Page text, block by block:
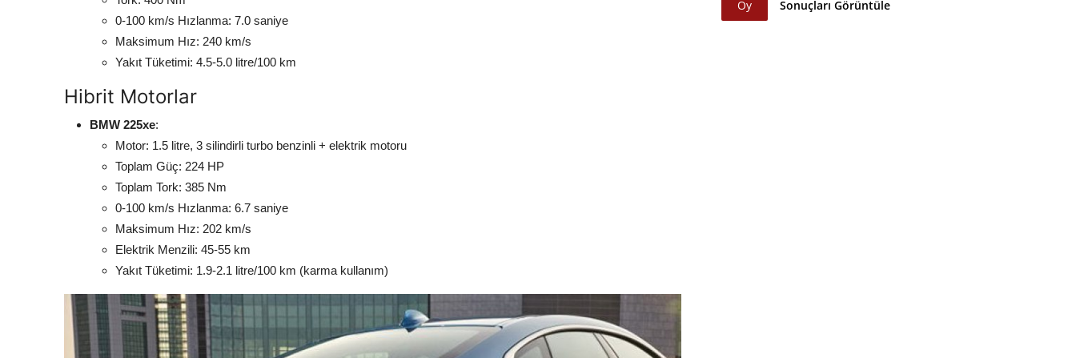
0-100 km/s Hızlanma: 7.0 saniye
Maksimum Hız: 240 km/s
Yakıt Tüketimi: 4.5-5.0 litre/100 km
Hibrit Motorlar
BMW 225xe:
Motor: 1.5 litre, 3 silindirli turbo benzinli + elektrik motoru
Toplam Güç: 224 HP
Toplam Tork: 385 Nm
0-100 km/s Hızlanma: 6.7 saniye
Maksimum Hız: 202 km/s
Elektrik Menzili: 45-55 km
Yakıt Tüketimi: 1.9-2.1 litre/100 km (karma kullanım)
Oy Sonuçları Görüntüle